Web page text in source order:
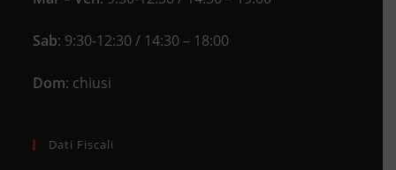
Sab: 9:30-12:30 / 14:30 – 18:00
Dom: chiusi
Dati Fiscali